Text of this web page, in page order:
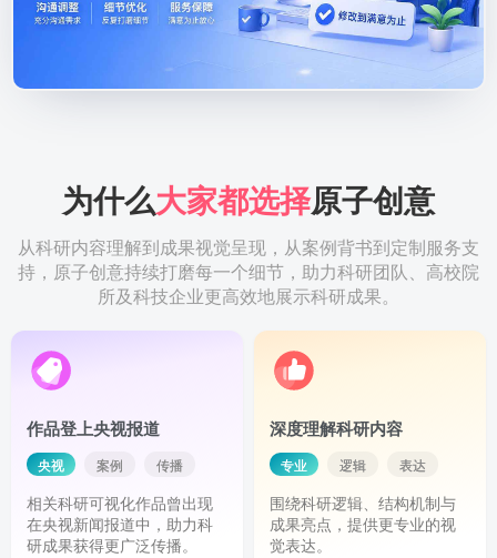
为什么大家都选择原子创意
从科研内容理解到成果视觉呈现，从案例背书到定制服务支
持，原子创意持续打磨每一个细节，助力科研团队、高校院
所及科技企业更高效地展示科研成果。
作品登上央视报道
央视 案例 传播
相关科研可视化作品曾出现
在央视新闻报道中，助力科
研成果获得更广泛传播。
深度理解科研内容
专业 逻辑 表达
围绕科研逻辑、结构机制与
成果亮点，提供更专业的视
觉表达。